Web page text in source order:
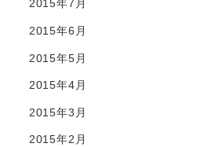
2015年7月
2015年6月
2015年5月
2015年4月
2015年3月
2015年2月